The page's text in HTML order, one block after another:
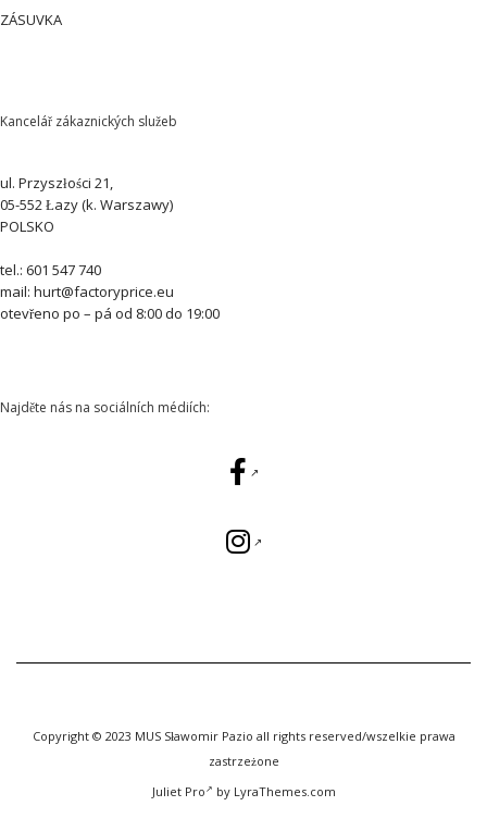
ZÁSUVKA
Kancelář zákaznických služeb
ul. Przyszłości 21,
05-552 Łazy (k. Warszawy)
POLSKO
tel.: 601 547 740
mail: hurt@factoryprice.eu
otevřeno po – pá od 8:00 do 19:00
Najděte nás na sociálních médiích:
Copyright © 2023 MUS Sławomir Pazio all rights reserved/wszelkie prawa
zastrzeżone
Juliet Pro
by LyraThemes.com